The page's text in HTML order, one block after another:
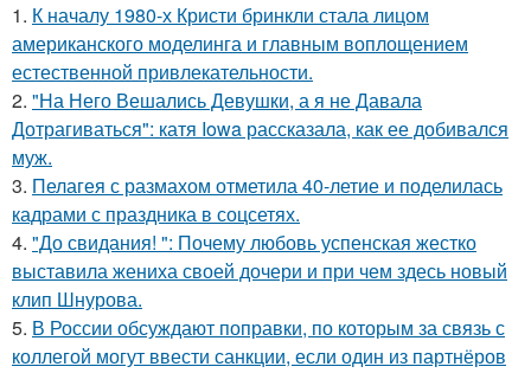
1. К началу 1980-х Кристи бринкли стала лицом
американского моделинга и главным воплощением
естественной привлекательности.
2. "На Него Вешались Девушки, а я не Давала
Дотрагиваться": катя Iowa рассказала, как ее добивался
муж.
3. Пелагея с размахом отметила 40-летие и поделилась
кадрами с праздника в соцсетях.
4. "До свидания! ": Почему любовь успенская жестко
выставила жениха своей дочери и при чем здесь новый
клип Шнурова.
5. В России обсуждают поправки, по которым за связь с
коллегой могут ввести санкции, если один из партнёров